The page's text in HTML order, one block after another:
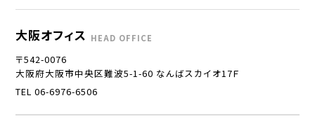
大阪オフィス HEAD OFFICE
〒542-0076
大阪府大阪市中央区難波5-1-60 なんばスカイオ17Ｆ
TEL 06-6976-6506